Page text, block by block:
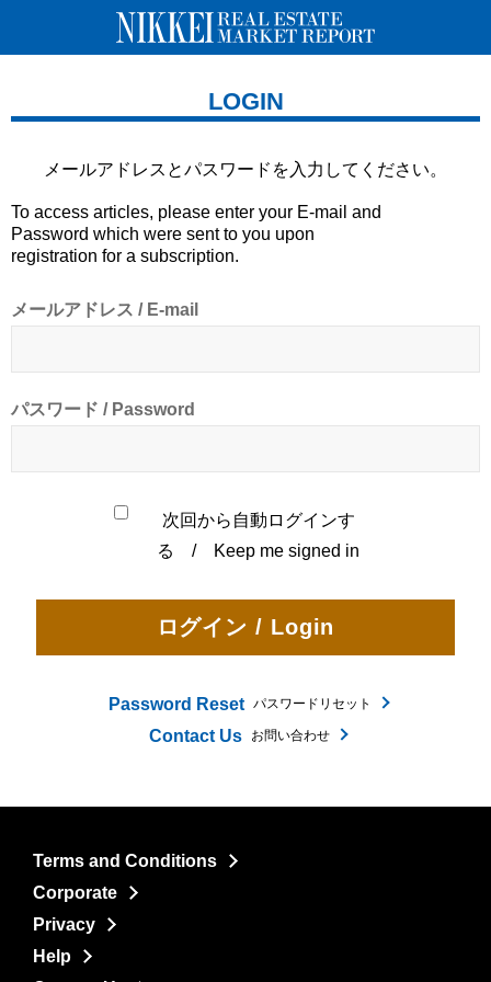
LOGIN
メールアドレスとパスワードを 入力してください。
To access articles, please enter your E-mail and
Password which were sent to you upon
registration for a subscription.
メールアドレス / E-mail
パスワード / Password
次回から自動ログインす
る / Keep me signed in
Password Reset パスワードリセット
Contact Us お問い合わせ
Terms and Conditions
Corporate
Privacy
Help